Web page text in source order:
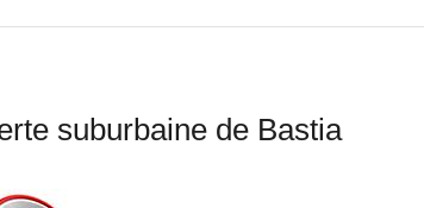
suburbaine de Bastia